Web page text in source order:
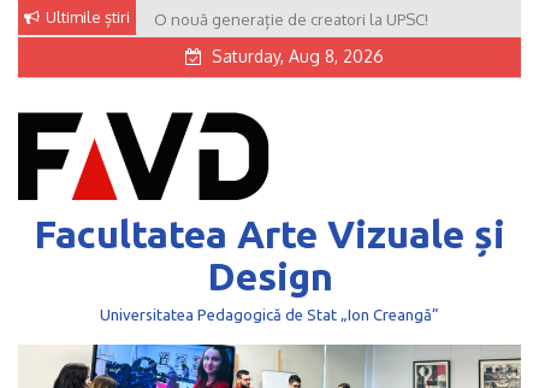
Skip
content
Ultimile știri O nouă generație de creatori la UPSC!
Saturday, Aug 8, 2026
Facultatea Arte Vizuale și
Design
Universitatea Pedagogică de Stat „Ion Creangă”